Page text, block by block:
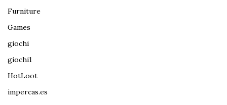
Furniture
Games
giochi
giochi1
HotLoot
impercas.es